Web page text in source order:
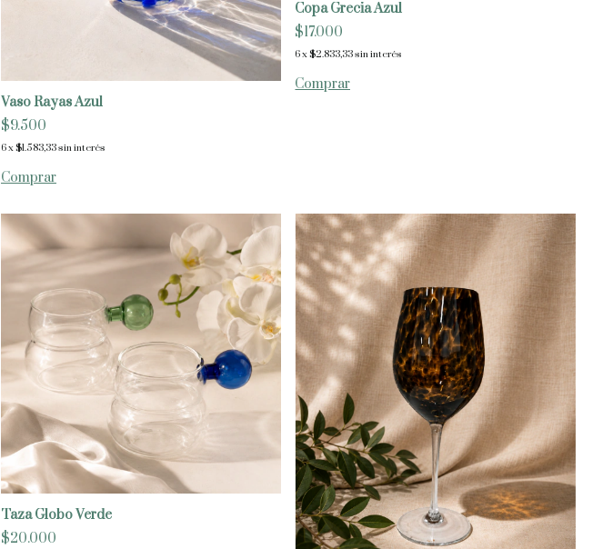
Vaso Rayas Azul
$9.500
6x$1.583,33sin interés
Copa Grecia Azul
$17.000
6x$2.833,33sin interés
Taza Globo Verde
$20.000